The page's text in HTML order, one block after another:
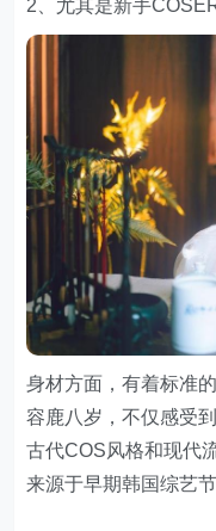
2、尤其是新手
身材方面，有着标准
容鹿八岁，不仅感受
古代COS风格和现代
来源于早期韩国综艺